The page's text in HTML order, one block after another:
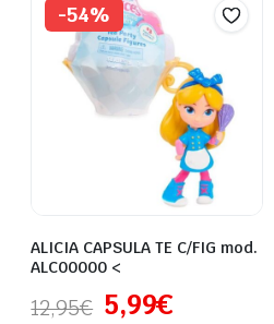
-54%
ALICIA CAPSULA TE C/FIG mod.
ALC00000 <
12,95€ 5,99€